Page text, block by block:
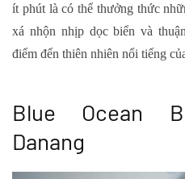
ít phút là có thể thưởng thức
xá nhộn nhịp dọc biển và
điểm đến thiên nhiên nổi tiếng
Blue Ocean
Danang